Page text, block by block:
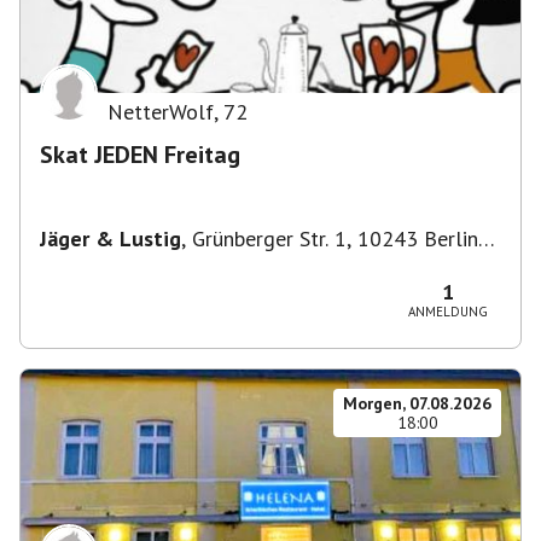
NetterWolf, 72
Skat JEDEN Freitag
Jäger & Lustig, Grünberger Str. 1, 10243 Berlin-
1
ANMELDUNG
Morgen, 07.08.2026
18:00